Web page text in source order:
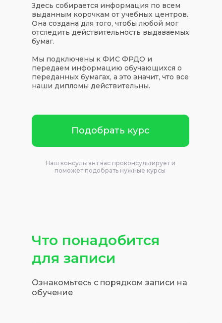
Здесь собирается информация по всем
выданным корочкам от учебных центров.
Она создана для того, чтобы любой мог
отследить действительность выдаваемых
бумаг.
Мы подключены к ФИС ФРДО и
передаем информацию обучающихся о
переданных бумагах, а это значит, что все
наши дипломы действительны.
Наш консультант вас проконсультирует и
поможет подобрать нужные курсы
Подобрать курс
Что понадобится
для записи
Ознакомьтесь с порядком записи на
обучение